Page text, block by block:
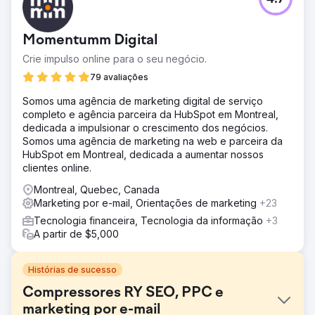
Momentumm Digital
Crie impulso online para o seu negócio.
79 avaliações
Somos uma agência de marketing digital de serviço
completo e agência parceira da HubSpot em Montreal,
dedicada a impulsionar o crescimento dos negócios.
Somos uma agência de marketing na web e parceira da
HubSpot em Montreal, dedicada a aumentar nossos
clientes online.
Montreal, Quebec, Canada
Marketing por e-mail, Orientações de marketing +23
Tecnologia financeira, Tecnologia da informação +3
A partir de $5,000
Histórias de sucesso
Compressores RY SEO, PPC e
marketing por e-mail